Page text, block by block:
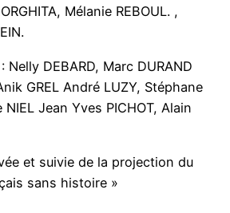
Mélanie REBOUL. ,
Nelly DEBARD, Marc DURAND
GREL André LUZY, Stéphane
Jean Yves PICHOT, Alain
et suivie de la projection du
sans histoire »